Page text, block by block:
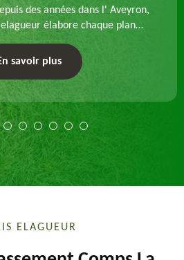
des années dans l' Aveyron,
élabore chaque plan
et exécute les travaux
gratuit et sur mesure.
savoir plus
ELAGUEUR